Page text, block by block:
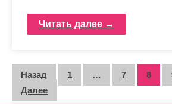
Читать далее →
П
Назад 1 … 7 8
Далее